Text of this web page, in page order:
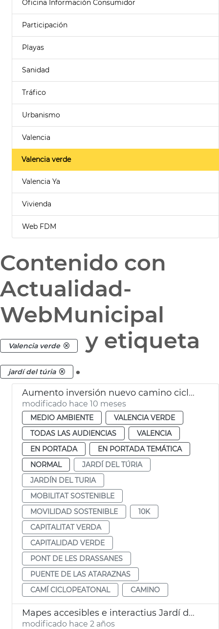
Oficina Información Consumidor
Participación
Playas
Sanidad
Tráfico
Urbanismo
Valencia
Valencia verde
Valencia Ya
Vivienda
Web FDM
Contenido con
Actualidad-
WebMunicipal
Valencia verde y etiqueta
jardí del túria .
Aumento inversión nuevo camino ciclopeatonal Jardín del Túria
modificado hace 10 meses
MEDIO AMBIENTE
VALENCIA VERDE
TODAS LAS AUDIENCIAS
VALENCIA
EN PORTADA
EN PORTADA TEMÁTICA
NORMAL
JARDÍ DEL TÚRIA
JARDÍN DEL TURIA
MOBILITAT SOSTENIBLE
MOVILIDAD SOSTENIBLE
10K
CAPITALITAT VERDA
CAPITALIDAD VERDE
PONT DE LES DRASSANES
PUENTE DE LAS ATARAZNAS
CAMÍ CICLOPEATONAL
CAMINO
Mapes accesibles e interactius Jardí del Túria
modificado hace 2 años